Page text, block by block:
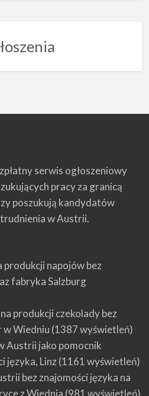
serwis ogłoszeniowy
pracy za granicą
poszukują kandydatów
w Austrii.
produkcji napojów bez
fabryka Salzburg
produkcji czekolady bez
w Wiedniu (1387 wyświetleń)
Austrii jako pomocnik
języka, Linz (1161 wyświetleń)
bez znajomości języka na
z Wiednia (981 wyświetleń)